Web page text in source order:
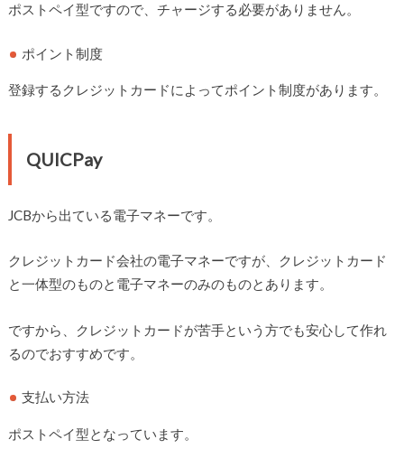
ポストペイ型ですので、チャージする必要がありません。
ポイント制度
登録するクレジットカードによってポイント制度があります。
QUICPay
JCBから出ている電子マネーです。
クレジットカード会社の電子マネーですが、クレジットカード
と一体型のものと電子マネーのみのものとあります。
ですから、クレジットカードが苦手という方でも安心して作れ
るのでおすすめです。
支払い方法
ポストペイ型となっています。